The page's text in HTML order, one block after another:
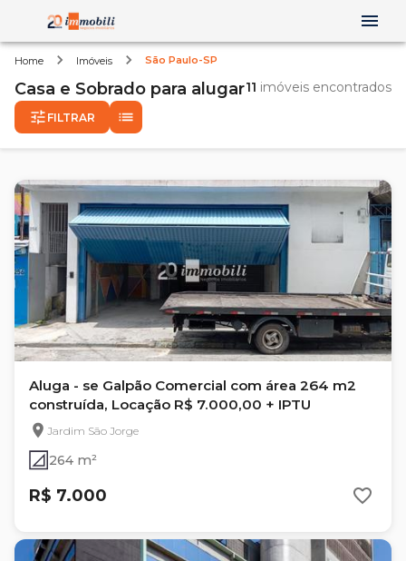
Home Imóveis São Paulo-SP
Casa e Sobrado para alugar11 imóveis encontrados
FILTRAR
Aluga - se Galpão Comercial com área 264 m2
construída, Locação R$ 7.000,00 + IPTU
Jardim São Jorge
264 m²
R$ 7.000